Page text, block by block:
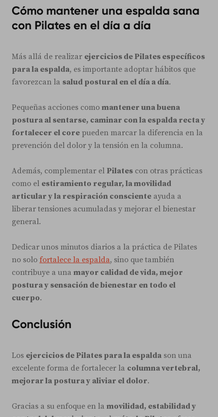
Cómo mantener una espalda sana
con Pilates en el día a día
Más allá de realizar ejercicios de Pilates específicos
para la espalda, es importante adoptar hábitos que
favorezcan la salud postural en el día a día.
Pequeñas acciones como mantener una buena
postura al sentarse, caminar con la espalda recta y
fortalecer el core pueden marcar la diferencia en la
prevención del dolor y la tensión en la columna.
Además, complementar el Pilates con otras prácticas
como el estiramiento regular, la movilidad
articular y la respiración consciente ayuda a
liberar tensiones acumuladas y mejorar el bienestar
general.
Dedicar unos minutos diarios a la práctica de Pilates
no solo fortalece la espalda, sino que también
contribuye a una mayor calidad de vida, mejor
postura y sensación de bienestar en todo el
cuerpo.
Conclusión
Los ejercicios de Pilates para la espalda son una
excelente forma de fortalecer la columna vertebral,
mejorar la postura y aliviar el dolor.
Gracias a su enfoque en la movilidad, estabilidad y